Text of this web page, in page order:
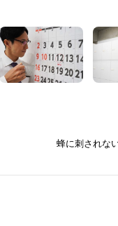
蜂に刺されな